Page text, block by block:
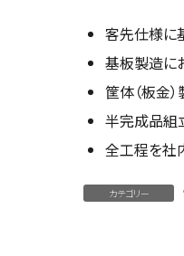
客先仕様に
基板製造に
筐体（板金
半完成品組
全工程を社
カテゴリー